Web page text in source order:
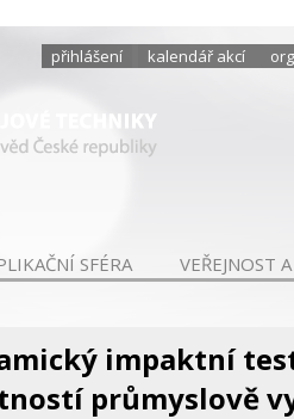
přihlášení kalendář akcí
SFÉRA VEŘEJNOST
impaktní
průmyslově